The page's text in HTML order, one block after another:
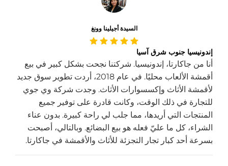
السيدة أجيلينا وونغ
إندونيسيا جنوب شرق آسيا
أنا من جاكارتا، إندونيسيا. شركتنا نجحت بشكل كبير في بيع
أقمشة الألعاب محليًا. في عام 2018، أردت تطوير سوق جديد
لأقمشة الأثاث وإكسسوارات الأثاث. وجدت شركة وي جوي
للتجارة في ذلك الوقت، وكانت قادرة على توفير جميع
المنتجات التي أريدها، مما جلب لي راحة كبيرة. بدون عناء
الشراء، كل ما عليّ فعله هو بيع البضائع. وبالتالي، أصبحت
بسرعة أحد كبار تجار التجزئة للأثاث والأقمشة في جاكارتا.